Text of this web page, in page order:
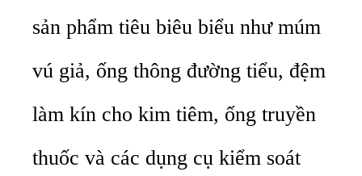
sản phẩm tiêu biêu biểu như múm
vú giả, ống thông đường tiểu, đệm
làm kín cho kim tiêm, ống truyền
thuốc và các dụng cụ kiểm soát